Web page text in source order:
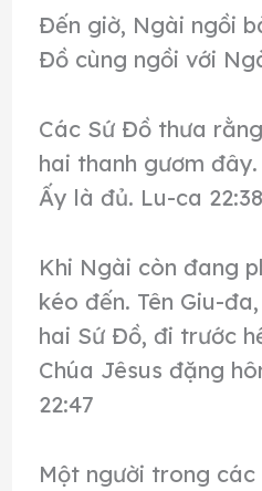
Đến giờ, Ngài ngồi
Đồ cùng ngồi với
Các Sứ Đồ thưa
hai thanh gươm
Ấy là đủ. Lu-ca 22:38
Khi Ngài còn đang
kéo đến. Tên Giu-
hai Sứ Đồ, đi trước
Chúa Jêsus đặng
22:47
Một người trong